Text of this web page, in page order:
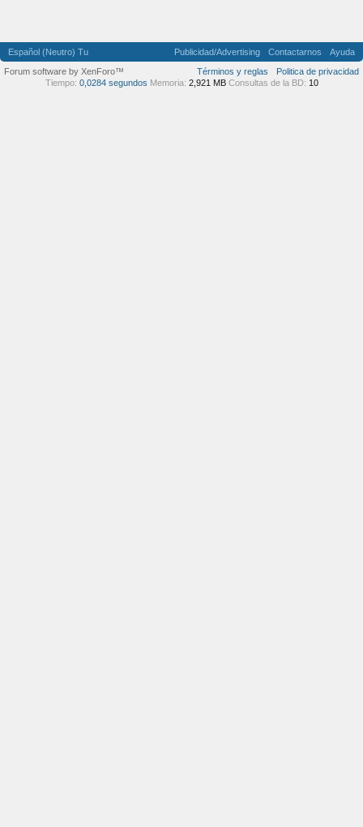
Español (Neutro) Tu Publicidad/Advertising Contactarnos
Ayuda
Términos y reglas
Politica de privacidad
Forum software by XenForo™
Tiempo: 0,0284 segundos Memoria: 2,921 MB Consultas de la BD: 10